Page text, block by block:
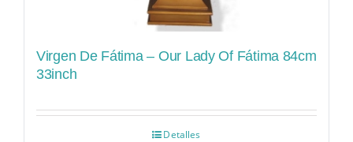
Virgen De Fátima – Our Lady Of Fátima 84cm
33inch
Detalles